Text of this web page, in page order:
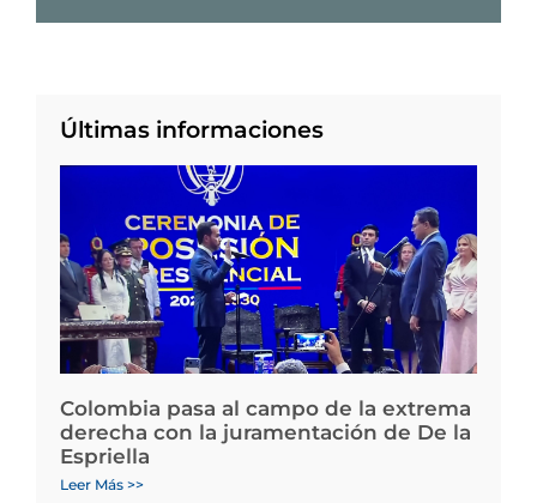
Últimas informaciones
Colombia pasa al campo de la extrema
derecha con la juramentación de De la
Espriella
Leer Más >>